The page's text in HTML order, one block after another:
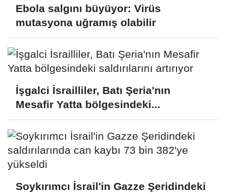
Ebola salgını büyüyor: Virüs
mutasyona uğramış olabilir
İşgalci İsrailliler, Batı Şeria'nın
Mesafir Yatta bölgesindeki...
Soykırımcı İsrail'in Gazze Şeridindeki